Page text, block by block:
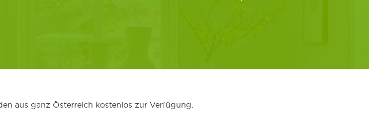
aus ganz Österreich kostenlos zur Verfügung.